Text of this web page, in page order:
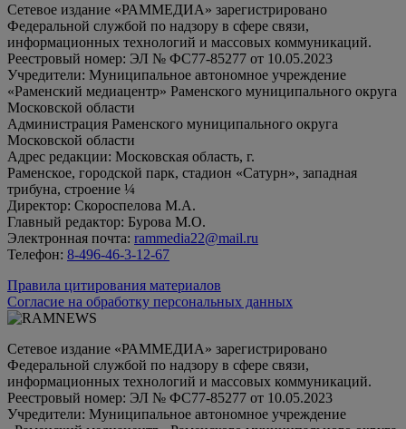
Сетевое издание «РАММЕДИА» зарегистрировано
Федеральной службой по надзору в сфере связи,
информационных технологий и массовых коммуникаций.
Реестровый номер: ЭЛ № ФС77-85277 от 10.05.2023
Учредители: Муниципальное автономное учреждение
«Раменский медиацентр» Раменского муниципального округа
Московской области
Администрация Раменского муниципального округа
Московской области
Адрес редакции: Московская область, г.
Раменское, городской парк, стадион «Сатурн», западная
трибуна, строение ¼
Директор: Скороспелова М.А.
Главный редактор: Бурова М.О.
Электронная почта: rammedia22@mail.ru
Телефон: 8-496-46-3-12-67
Правила цитирования материалов
Согласие на обработку персональных данных
Сетевое издание «РАММЕДИА» зарегистрировано
Федеральной службой по надзору в сфере связи,
информационных технологий и массовых коммуникаций.
Реестровый номер: ЭЛ № ФС77-85277 от 10.05.2023
Учредители: Муниципальное автономное учреждение